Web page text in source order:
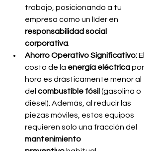
trabajo, posicionando a tu
empresa como un líder en
responsabilidad social
corporativa
Ahorro Operativo Significativo: El
costo de la energía eléctrica por
hora es drásticamente menor al
del combustible fósil (gasolina o
diésel). Además, al reducir las
piezas móviles, estos equipos
requieren solo una fracción del
mantenimiento